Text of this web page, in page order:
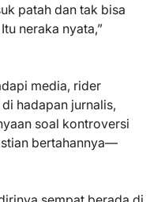
patah dan tak bisa
neraka nyata,”
media, rider
hadapan jurnalis,
soal kontroversi
bertahannya—